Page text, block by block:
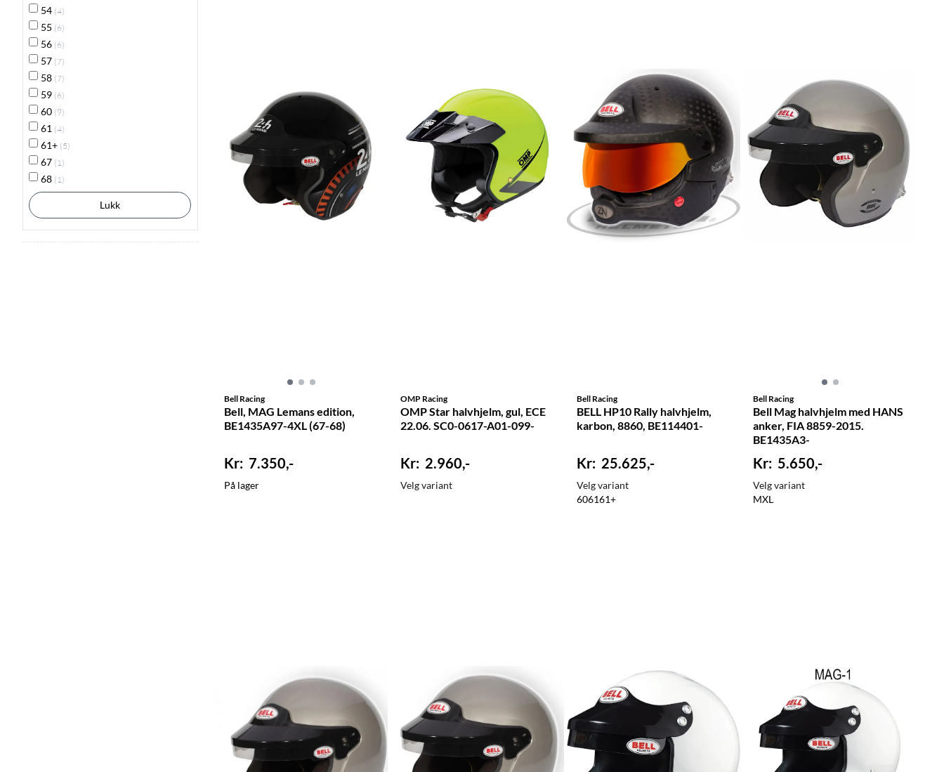
54 (4)
55 (6)
56 (6)
57 (7)
58 (7)
59 (6)
60 (9)
61 (4)
61+ (5)
67 (1)
68 (1)
Lukk
Bell Racing
Bell, MAG Lemans edition,
BE1435A97-4XL (67-68)
7.350,-
På lager
OMP Racing
OMP Star halvhjelm, gul, ECE
22.06. SC0-0617-A01-099-
2.960,-
Velg variant
Bell Racing
BELL HP10 Rally halvhjelm,
karbon, 8860, BE114401-
25.625,-
Velg variant
606161+
Bell Racing
Bell Mag halvhjelm med HANS
anker, FIA 8859-2015.
BE1435A3-
5.650,-
Velg variant
MXL